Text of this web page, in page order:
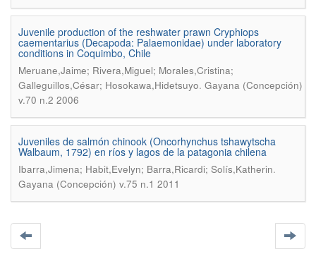
Juvenile production of the reshwater prawn Cryphiops
caementarius (Decapoda: Palaemonidae) under laboratory
conditions in Coquimbo, Chile
Meruane,Jaime; Rivera,Miguel; Morales,Cristina;
Galleguillos,César; Hosokawa,Hidetsuyo. Gayana (Concepción)
v.70 n.2 2006
Juveniles de salmón chinook (Oncorhynchus tshawytscha
Walbaum, 1792) en ríos y lagos de la patagonia chilena
Ibarra,Jimena; Habit,Evelyn; Barra,Ricardi; Solís,Katherin.
Gayana (Concepción) v.75 n.1 2011